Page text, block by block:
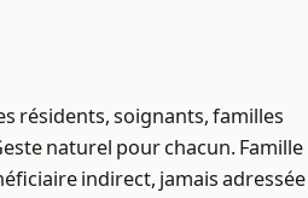
résidents, soignants, familles
naturel pour chacun. Famille
indirect, jamais adressée